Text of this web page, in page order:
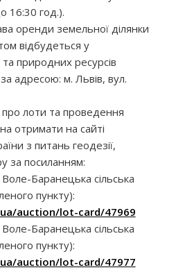
16:30 год.).
оренди земельної ділянки
відбудеться у
та природних ресурсів
адресою: м. Львів, вул.
лоти та проведення
отримати на сайті
з питань геодезії,
за посиланням:
Баранецька сільська
пункту):
auction/lot-card/47969
Баранецька сільська
пункту):
auction/lot-card/47977